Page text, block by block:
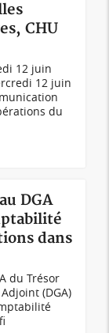
CHU
12 juin
12 juin
du
DGA
dans
du Trésor
(DGA)